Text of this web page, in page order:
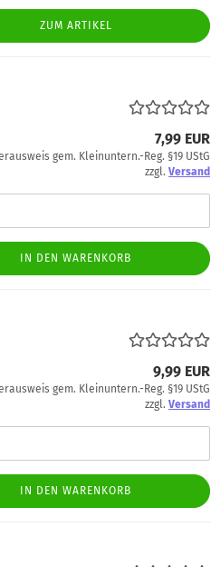
ZUM ARTIKEL
7,99 EUR
gem. Kleinuntern.-Reg. §19 UStG
zzgl. Versand
IN DEN WARENKORB
9,99 EUR
gem. Kleinuntern.-Reg. §19 UStG
zzgl. Versand
IN DEN WARENKORB